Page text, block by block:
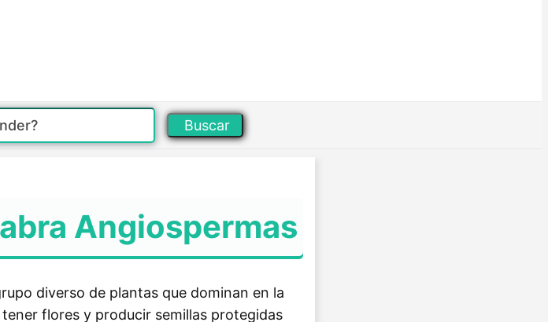
Buscar
Angiospermas
diverso de plantas que dominan en la
flores y producir semillas protegidas